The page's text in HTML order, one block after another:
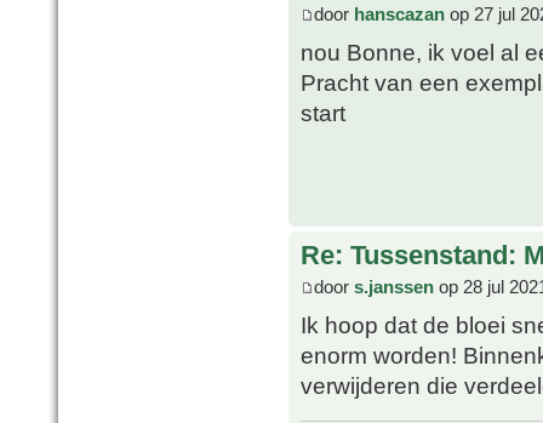
door hanscazan op 27 jul
nou Bonne, ik voel al
Pracht van een
start
Re: Tussenstand:
door s.janssen op 28 jul
Ik hoop dat de bloei
enorm worden!
verwijderen die